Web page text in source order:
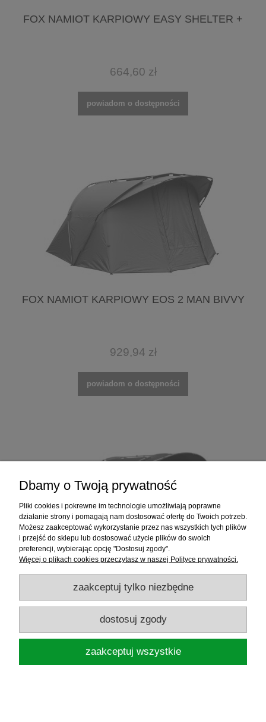
FOX NAMIOT KARPIOWY EASY SHELTER +
664,60 zł
powiadom o dostępności
FOX NAMIOT KARPIOWY EOS 2 MAN BIVVY
929,94 zł
powiadom o dostępności
FOX NAMIOT KARPIOWY R-SERIES 2 MAN
GIANT
Dbamy o Twoją prywatność
Pliki cookies i pokrewne im technologie umożliwiają poprawne
działanie strony i pomagają nam dostosować ofertę do Twoich potrzeb.
Możesz zaakceptować wykorzystanie przez nas wszystkich tych plików
i przejść do sklepu lub dostosować użycie plików do swoich
preferencji, wybierając opcję "Dostosuj zgody".
Więcej o plikach cookies przeczytasz w naszej Polityce prywatności.
zaakceptuj tylko niezbędne
dostosuj zgody
zaakceptuj wszystkie